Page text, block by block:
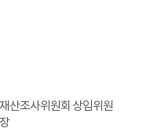
산조사위원회 상임위원